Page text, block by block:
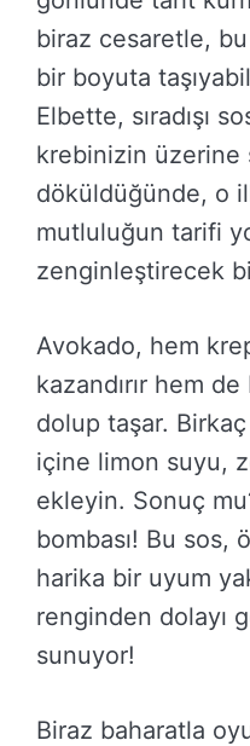
biraz cesaretle, bu
bir boyuta
Elbette, sıradışı
krebinizin üzerine
döküldüğünde, o ilk
mutluluğun tarifi
zenginleştirecek
Avokado, hem
kazandırır hem
dolup taşar.
içine limon suyu,
ekleyin. Sonuç
bombası! Bu sos,
harika bir uyum
renginden dolayı
sunuyor!
Biraz baharatla